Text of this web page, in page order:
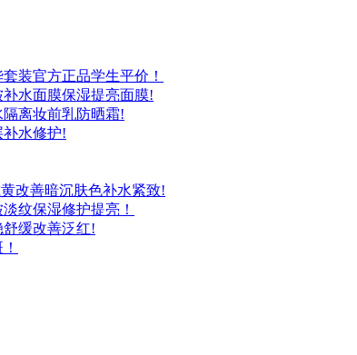
装官方正品学生平价！
水面膜保湿提亮面膜!
离妆前乳防晒霜!
水修护!
改善暗沉肤色补水紧致!
纹保湿修护提亮！
缓改善泛红!